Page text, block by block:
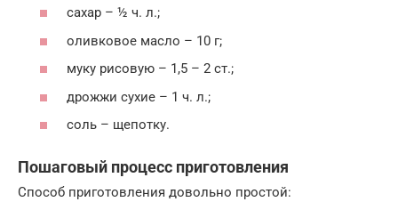
сахар – ½ ч. л.;
оливковое масло – 10 г;
муку рисовую – 1,5 – 2 ст.;
дрожжи сухие – 1 ч. л.;
соль – щепотку.
Пошаговый процесс приготовления
Способ приготовления довольно простой: